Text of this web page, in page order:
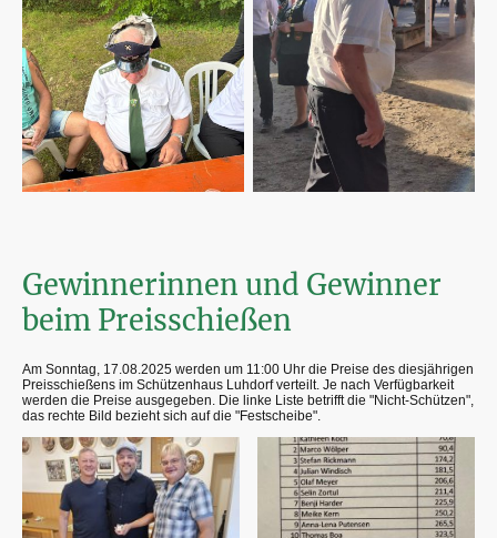
Gewinnerinnen und Gewinner
beim Preisschießen
Am Sonntag, 17.08.2025 werden um 11:00 Uhr die Preise des diesjährigen
Preisschießens im Schützenhaus Luhdorf verteilt. Je nach Verfügbarkeit
werden die Preise ausgegeben. Die linke Liste betrifft die "Nicht-Schützen",
das rechte Bild bezieht sich auf die "Festscheibe".